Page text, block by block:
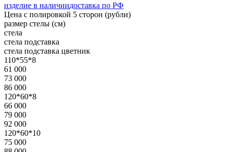
изделие в наличиидоставка по РФ
Цена с полировкой 5 сторон (рубли)
размер стелы (см)
стела
стела подставка
стела подставка цветник
110*55*8
61 000
73 000
86 000
120*60*8
66 000
79 000
92 000
120*60*10
75 000